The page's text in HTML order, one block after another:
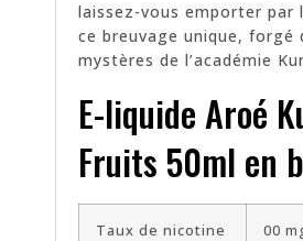
laissez-vous emporter par
ce breuvage unique, forgé
mystères de l’académie
E-liquide Aroé
Fruits 50ml en
Taux de nicotine 00